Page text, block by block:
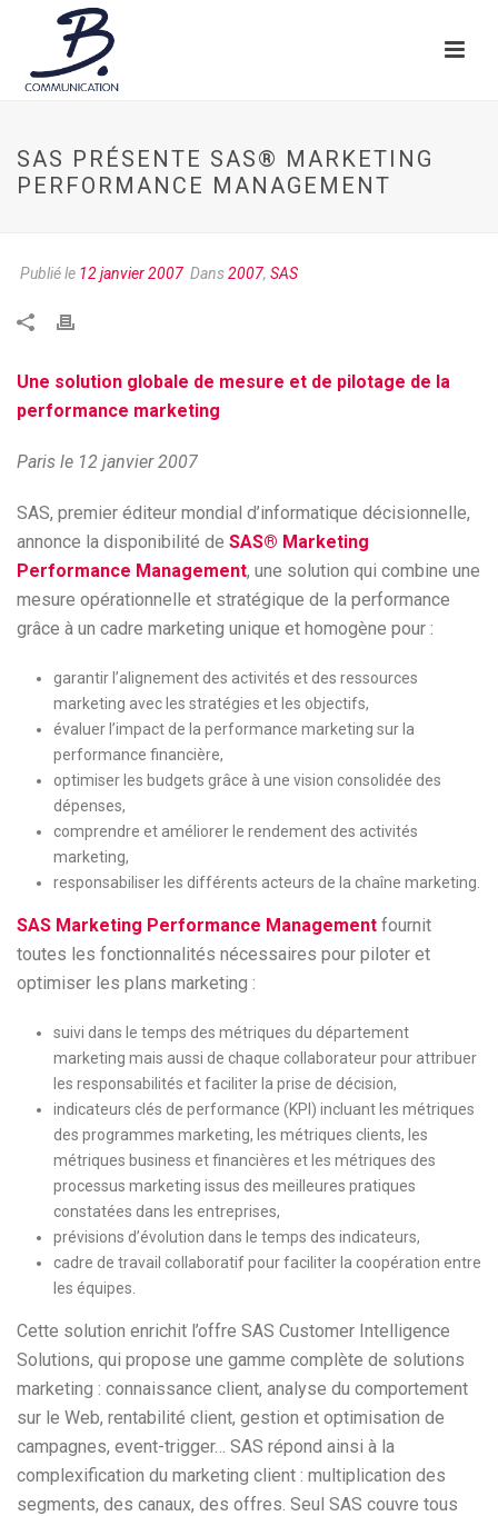
SAS PRÉSENTE SAS® MARKETING
PERFORMANCE MANAGEMENT
Publié le 12 janvier 2007 Dans2007, SAS
Une solution globale de mesure et de pilotage de la
performance marketing
Paris le 12 janvier 2007
SAS, premier éditeur mondial d’informatique décisionnelle,
annonce la disponibilité de SAS® Marketing
Performance Management, une solution qui combine une
mesure opérationnelle et stratégique de la performance
grâce à un cadre marketing unique et homogène pour :
garantir l’alignement des activités et des ressources
marketing avec les stratégies et les objectifs,
évaluer l’impact de la performance marketing sur la
performance financière,
optimiser les budgets grâce à une vision consolidée des
dépenses,
comprendre et améliorer le rendement des activités
marketing,
responsabiliser les différents acteurs de la chaîne marketing.
SAS Marketing Performance Management fournit
toutes les fonctionnalités nécessaires pour piloter et
optimiser les plans marketing :
suivi dans le temps des métriques du département
marketing mais aussi de chaque collaborateur pour attribuer
les responsabilités et faciliter la prise de décision,
indicateurs clés de performance (KPI) incluant les métriques
des programmes marketing, les métriques clients, les
métriques business et financières et les métriques des
processus marketing issus des meilleures pratiques
constatées dans les entreprises,
prévisions d’évolution dans le temps des indicateurs,
cadre de travail collaboratif pour faciliter la coopération entre
les équipes.
Cette solution enrichit l’offre SAS Customer Intelligence
Solutions, qui propose une gamme complète de solutions
marketing : connaissance client, analyse du comportement
sur le Web, rentabilité client, gestion et optimisation de
campagnes, event-trigger… SAS répond ainsi à la
complexification du marketing client : multiplication des
segments, des canaux, des offres. Seul SAS couvre tous